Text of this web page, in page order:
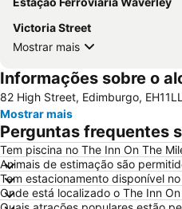
Victoria Street
Mostrar mais
Informações sobre o
82 High Street, Edimburgo,
Mostrar mais
Perguntas frequentes
Tem piscina no The Inn On The
Animais de estimação são
Tem estacionamento disponível
Onde está localizado o The Inn